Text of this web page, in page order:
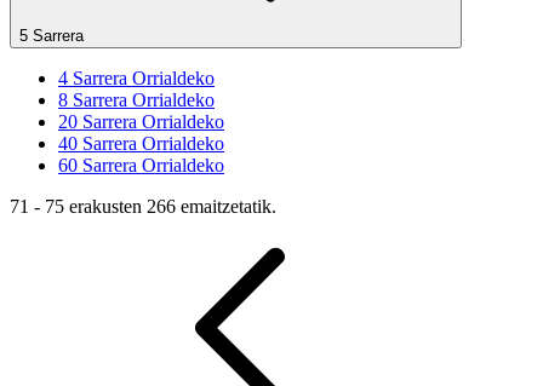
5 Sarrera
4 Sarrera Orrialdeko
8 Sarrera Orrialdeko
20 Sarrera Orrialdeko
40 Sarrera Orrialdeko
60 Sarrera Orrialdeko
71 - 75 erakusten 266 emaitzetatik.